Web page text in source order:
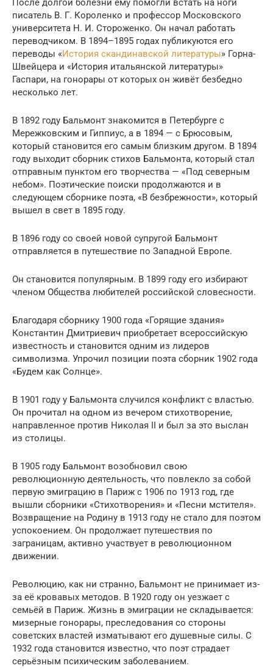
После долгой болезни ему помогли встать на ноги
писатель В. Г. Короленко и профессор Московского
университета Н. И. Стороженко. Он начал работать
переводчиком. В 1894–1895 годах публикуются его
переводы «История скандинавской литературы» Горна-
Швейцера и «История итальянской литературы»
Гаспари, на гонорары от которых он живёт безбедно
несколько лет.
В 1892 году Бальмонт знакомится в Петербурге с
Мережковским и Гиппиус, а в 1894 — с Брюсовым,
который становится его самым близким другом. В 1894
году выходит сборник стихов Бальмонта, который стал
отправным пунктом его творчества — «Под северным
небом». Поэтические поиски продолжаются и в
следующем сборнике поэта, «В безбрежности», который
вышел в свет в 1895 году.
В 1896 году со своей новой супругой Бальмонт
отправляется в путешествие по Западной Европе.
Он становится популярным. В 1899 году его избирают
членом Общества любителей российской словесности.
Благодаря сборнику 1900 года «Горящие здания»
Константин Дмитриевич приобретает всероссийскую
известность и становится одним из лидеров
символизма. Упрочил позиции поэта сборник 1902 года
«Будем как Солнце».
В 1901 году у Бальмонта случился конфликт с властью.
Он прочитал на одном из вечером стихотворение,
направленное против Николая II и был за это выслан
из столицы.
В 1905 году Бальмонт возобновил свою
революционную деятельность, что повлекло за собой
первую эмиграцию в Париж с 1906 по 1913 год, где
вышли сборники «Стихотворения» и «Песни мстителя».
Возвращение на Родину в 1913 году не стало для поэтом
успокоением. Он продолжает путешествия по
заграницам, активно участвует в революционном
движении.
Революцию, как ни странно, Бальмонт не принимает из-
за её кровавых методов. В 1920 году он уезжает с
семьёй в Париж. Жизнь в эмиграции не складывается:
мизерные гонорары, преследования со стороны
советских властей изматывают его душевные силы. С
1932 года становится известно, что поэт страдает
серьёзным психическим заболеванием.